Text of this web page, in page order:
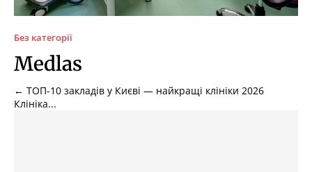
Без категорії
Medlas
← ТОП-10 закладів у Києві — найкращі клініки 2026
Клініка...